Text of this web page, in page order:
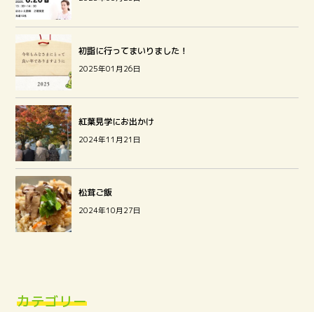
初詣に行ってまいりました！
2025年01月26日
紅葉見学にお出かけ
2024年11月21日
松茸ご飯
2024年10月27日
カテゴリー